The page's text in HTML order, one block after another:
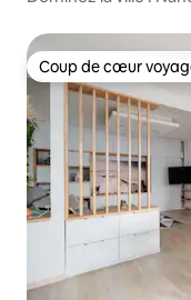
Coup de cœur
Coup de cœur